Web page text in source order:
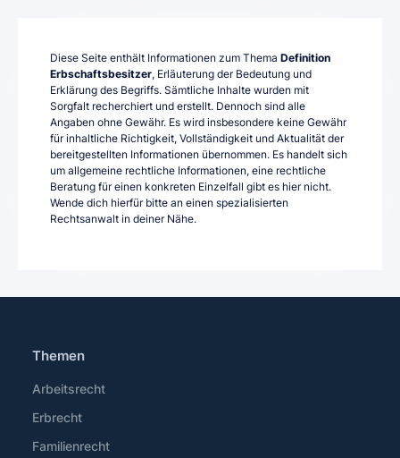
Diese Seite enthält Informationen zum Thema Definition
Erbschaftsbesitzer, Erläuterung der Bedeutung und
Erklärung des Begriffs. Sämtliche Inhalte wurden mit
Sorgfalt recherchiert und erstellt. Dennoch sind alle
Angaben ohne Gewähr. Es wird insbesondere keine Gewähr
für inhaltliche Richtigkeit, Vollständigkeit und Aktualität der
bereitgestellten Informationen übernommen. Es handelt sich
um allgemeine rechtliche Informationen, eine rechtliche
Beratung für einen konkreten Einzelfall gibt es hier nicht.
Wende dich hierfür bitte an einen spezialisierten
Rechtsanwalt in deiner Nähe.
Themen
Arbeitsrecht
Erbrecht
Familienrecht